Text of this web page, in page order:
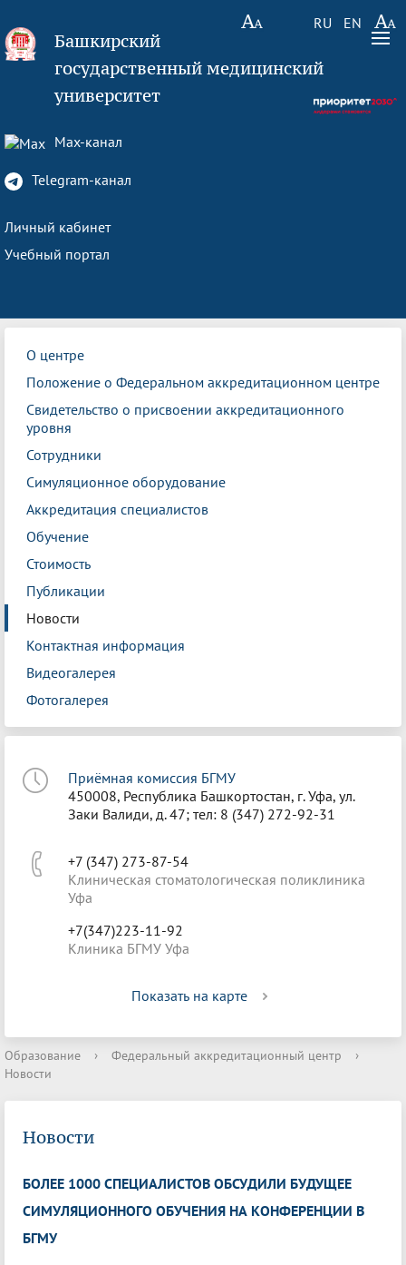
RU EN
Башкирский
государственный медицинский
университет
Max-канал
Telegram-канал
Личный кабинет
Учебный портал
О центре
Положение о Федеральном аккредитационном центре
Свидетельство о присвоении аккредитационного
уровня
Сотрудники
Симуляционное оборудование
Аккредитация специалистов
Обучение
Стоимость
Публикации
Новости
Контактная информация
Видеогалерея
Фотогалерея
Приёмная комиссия БГМУ
450008, Республика Башкортостан, г. Уфа, ул.
Заки Валиди, д. 47; тел: 8 (347) 272-92-31
+7 (347) 273-87-54
Клиническая стоматологическая поликлиника
Уфа
+7(347)223-11-92
Клиника БГМУ Уфа
Показать на карте
Образование › Федеральный аккредитационный центр
›
Новости
Новости
БОЛЕЕ 1000 СПЕЦИАЛИСТОВ ОБСУДИЛИ БУДУЩЕЕ
СИМУЛЯЦИОННОГО ОБУЧЕНИЯ НА КОНФЕРЕНЦИИ В
БГМУ